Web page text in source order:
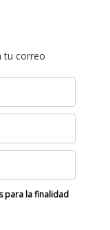
tu correo
para la finalidad